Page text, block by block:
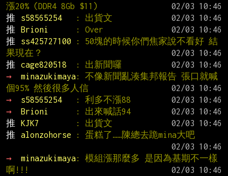
漲20% (DDR4 8Gb $11)
推
s58565254 : 出貨文
推
Brioni : Over
推
ss425727100
: 50塊的時候你們焦家說不看好 結
果現在？
推
cage820518 : 出新聞囉
→
minazukimaya: 不像新聞亂湊集邦報告 張口就喊
個95% 然後很多人信
→
s58565254 : 利多不漲88
→
Brioni : 出來喊話94
推
KJK7 : 出貨文
推
alonzohorse
: 蛋糕了……陳總去跪mina大吧
→
minazukimaya: 模組漲那麼多 是因為基期不一樣
啊!!!